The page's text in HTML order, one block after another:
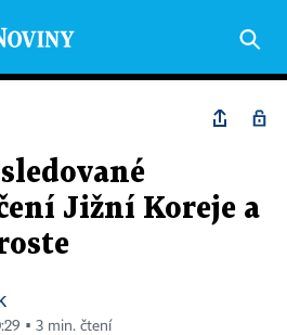
Jižní Koreje a
▪ 3 min. čtení